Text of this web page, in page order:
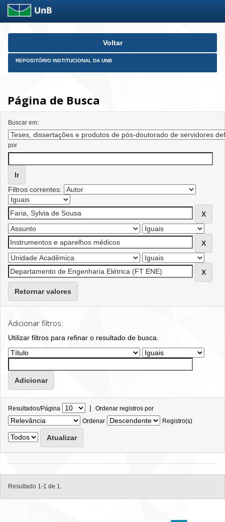
Skip
Voltar
REPOSITÓRIO INSTITUCIONAL DA UNB
Página de Busca
Buscar em:
por
Filtros correntes:
Retornar valores
Adicionar filtros:
Utilizar filtros para refinar o resultado de busca.
Resultados/Página | Ordenar registros por
Ordenar
Registro(s)
Resultado 1-1 de 1.